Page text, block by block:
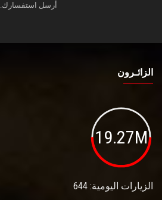
أرسل استفسارك.
الزائـرون
19.27M
الزيارات اليومية: 644